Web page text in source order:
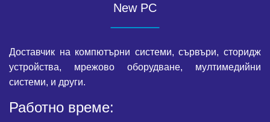
New PC
Доставчик на компютърни системи, сървъри, сторидж
устройства, мрежово оборудване, мултимедийни
системи, и други.
Работно време: